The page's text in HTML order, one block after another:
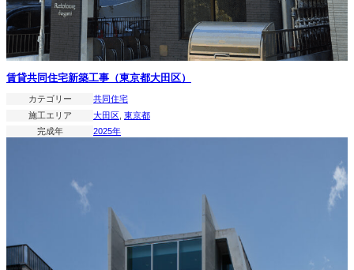
賃貸共同住宅新築工事（東京都大田区）
カテゴリー
共同住宅
施工エリア
大田区 東京都
完成年
2025年